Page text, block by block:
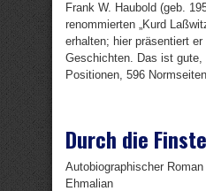
Frank W. Haubold (geb.
renommierten „Kurd
erhalten; hier präsentiert er
Geschichten. Das ist
Positionen, 596
Durch die
Autobiographischer
Ehmalian